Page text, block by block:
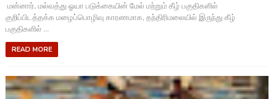
மன்னார், மல்வத்து ஓயா படுக்கையின் மேல் மற்றும் கீழ் பகுதிகளில்
குறிப்பிடத்தக்க மழைப்பொழிவு காரணமாக, தந்திரிமலையில் இருந்து கீழ்
பகுதிகளில் ...
READ MORE